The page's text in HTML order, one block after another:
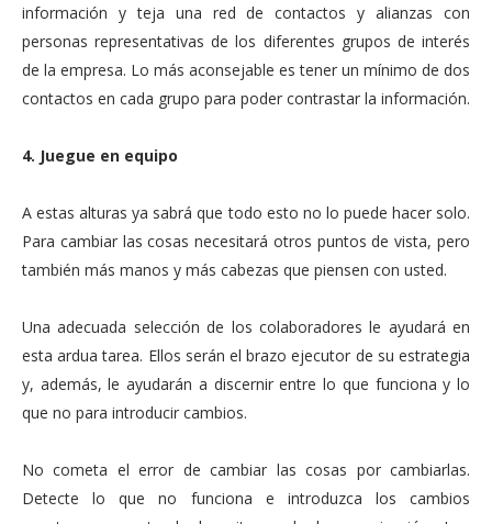
información y teja una red de contactos y alianzas con
personas representativas de los diferentes grupos de interés
de la empresa. Lo más aconsejable es tener un mínimo de dos
contactos en cada grupo para poder contrastar la información.
4. Juegue en equipo
A estas alturas ya sabrá que todo esto no lo puede hacer solo.
Para cambiar las cosas necesitará otros puntos de vista, pero
también más manos y más cabezas que piensen con usted.
Una adecuada selección de los colaboradores le ayudará en
esta ardua tarea. Ellos serán el brazo ejecutor de su estrategia
y, además, le ayudarán a discernir entre lo que funciona y lo
que no para introducir cambios.
No cometa el error de cambiar las cosas por cambiarlas.
Detecte lo que no funciona e introduzca los cambios